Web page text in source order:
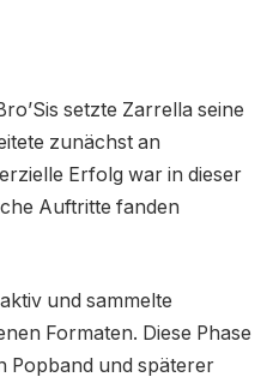
setzte Zarrella seine
zunächst an
Erfolg war in dieser
Auftritte fanden
und sammelte
Formaten. Diese Phase
Popband und späterer